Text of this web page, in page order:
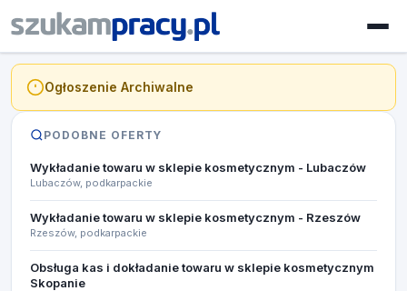
Ogłoszenie Archiwalne
PODOBNE OFERTY
Wykładanie towaru w sklepie kosmetycznym - Lubaczów
Lubaczów, podkarpackie
Wykładanie towaru w sklepie kosmetycznym - Rzeszów
Rzeszów, podkarpackie
Obsługa kas i dokładanie towaru w sklepie kosmetycznym
Skopanie